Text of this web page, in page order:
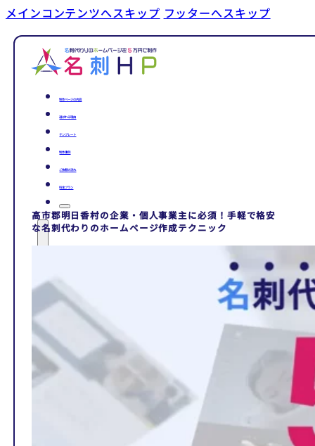
メインコンテンツへスキップ フッターへスキップ
制作ページの内容
選ばれる理由
テンプレート
制作事例
ご依頼の流れ
料金プラン
高市郡明日香村の企業・個人事業主に必須！手軽で格安
な名刺代わりのホームページ作成テクニック